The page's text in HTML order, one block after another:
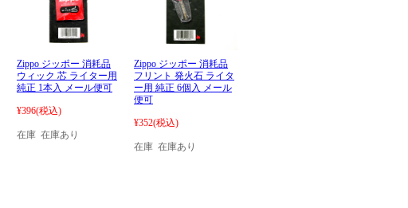
Zippo ジッポー 消耗品
ウィック 芯 ライター用
純正 1本入 メール便可
¥396(税込)
在庫 在庫あり
Zippo ジッポー 消耗品
フリント 発火石 ライタ
ー用 純正 6個入 メール
便可
¥352(税込)
在庫 在庫あり